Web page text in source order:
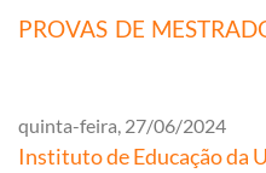
PROVAS DE
quinta-feira, 27/06/2024
Instituto de Educação da